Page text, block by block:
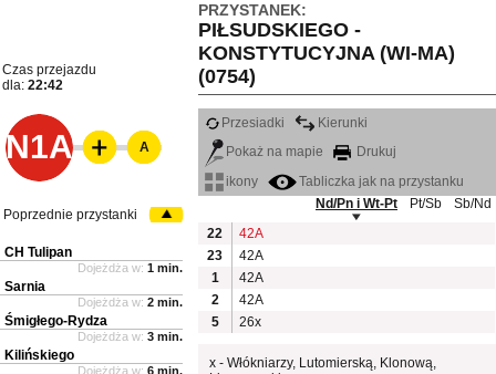
PRZYSTANEK:
PIŁSUDSKIEGO -
KONSTYTUCYJNA (WI-MA)
(0754)
Czas przejazdu
dla: 22:42
N1A
Przesiadki
Kierunki
Pokaż na mapie
Drukuj
ikony
Tabliczka jak na przystanku
Nd/Pn i Wt-Pt
Pt/Sb
Sb/Nd
22
42A
23
42A
1
42A
2
42A
5
26x
x - Włókniarzy, Lutomierską, Klonową,
A
Poprzednie przystanki
CH Tulipan
Dojeżdża w: 1 min.
Sarnia
Dojeżdża w: 2 min.
Śmigłego-Rydza
Dojeżdża w: 3 min.
Kilińskiego
Dojeżdża w: 6 min.